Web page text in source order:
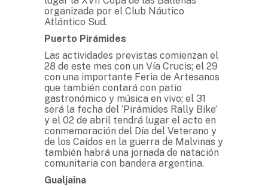
organizada por el Club Náutico
Atlántico Sud.
Puerto Pirámides
Las actividades previstas comienzan el
28 de este mes con un Vía Crucis; el 29
con una importante Feria de Artesanos
que también contará con patio
gastronómico y música en vivo; el 31
será la fecha del ‘Pirámides Rally Bike’
y el 02 de abril tendrá lugar el acto en
conmemoración del Día del Veterano y
de los Caídos en la guerra de Malvinas y
también habrá una jornada de natación
comunitaria con bandera argentina.
Gualjaina